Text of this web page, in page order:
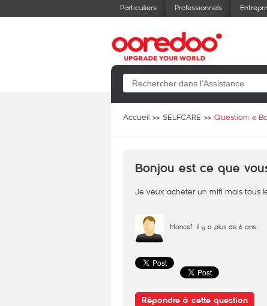
Particuliers Professionnels
Accueil SELFCARE Question: «
Bonjou est ce que
Je veux acheter un mifi mais tous
Moncef il y a plus de 6 ans
Répondre à cette question